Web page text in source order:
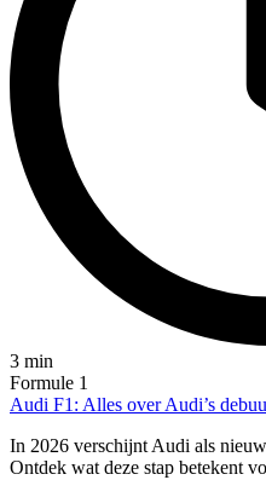
3 min
Formule 1
Audi F1: Alles over Audi’s
In 2026 verschijnt Audi als
Ontdek wat deze stap betekent